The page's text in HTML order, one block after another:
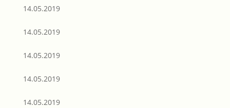
14.05.2019
14.05.2019
14.05.2019
14.05.2019
14.05.2019